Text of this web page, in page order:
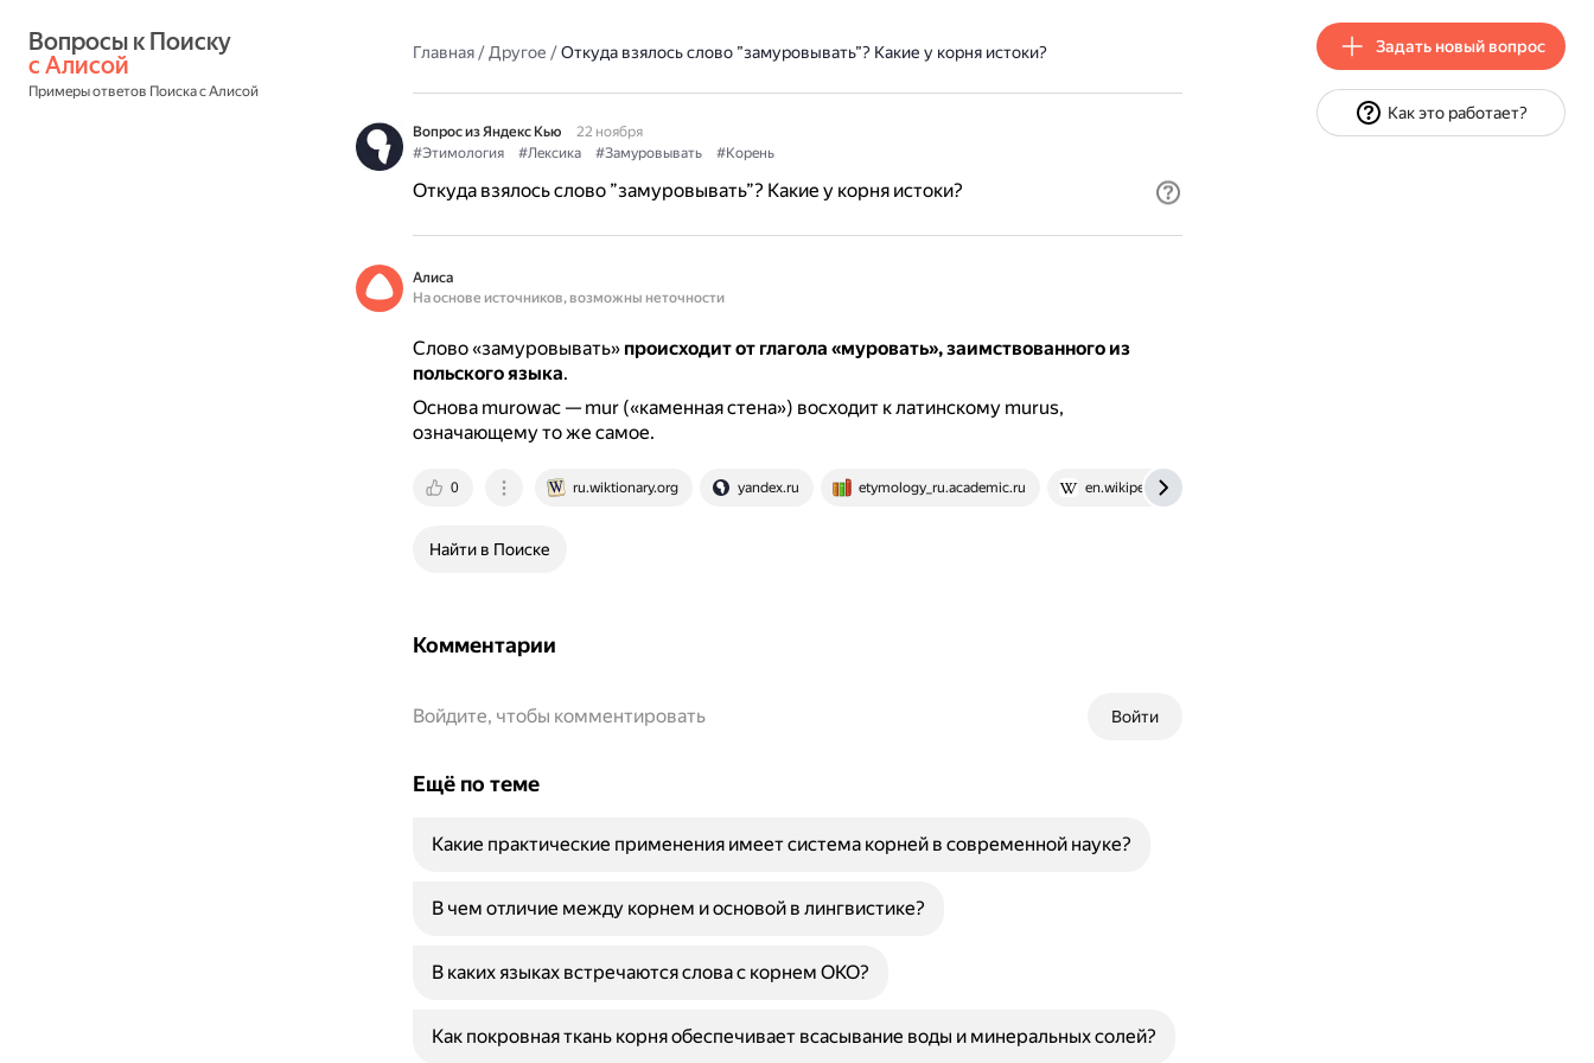
с Алисой
Примеры ответов Поиска с Алисой
Главная/Другое /Откуда взялось слово ”замуровывать”? Какие у корня истоки?
Вопрос из Яндекс Кью
22 ноября
#Этимология
#Лексика #Замуровывать #Корень
Откуда взялось слово ”замуровывать”? Какие у корня истоки?
Алиса
На основе источников, возможны неточности
Слово «замуровывать» происходит от глагола «муровать», заимствованного из
польского языка.
Основа murowac — mur («каменная стена») восходит к латинскому murus,
означающему то же самое.
0 ru.wiktionary.org yandex.ru etymology_ru.academic.ru en.wikipedia.org
Найти в Поиске
Комментарии
Войти
Войдите, чтобы комментировать
Ещё по теме
Какие практические применения имеет система корней в современной науке?
В чем отличие между корнем и основой в лингвистике?
В каких языках встречаются слова с корнем ОКО?
Как покровная ткань корня обеспечивает всасывание воды и минеральных солей?
Задать новый вопрос
Как это работает?